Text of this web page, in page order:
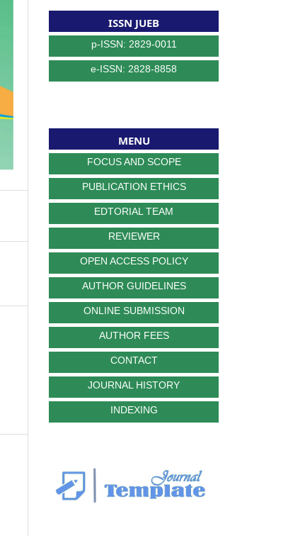
ISSN JUEB
p-ISSN: 2829-0011
e-ISSN: 2828-8858
MENU
FOCUS AND SCOPE
PUBLICATION ETHICS
EDTORIAL TEAM
REVIEWER
OPEN ACCESS POLICY
AUTHOR GUIDELINES
ONLINE SUBMISSION
AUTHOR FEES
CONTACT
JOURNAL HISTORY
INDEXING